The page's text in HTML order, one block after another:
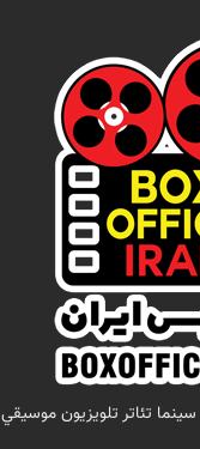
تئاتر تلويزيون موسيقي